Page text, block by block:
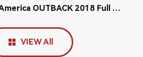
SUBARU North America OUTBACK 2018 Full Camera Adjustment ADAS Calibration
VIEW All